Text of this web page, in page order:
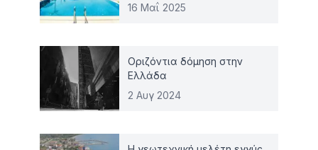
16 Μαΐ 2025
Οριζόντια δόμηση στην
Ελλάδα
2 Αυγ 2024